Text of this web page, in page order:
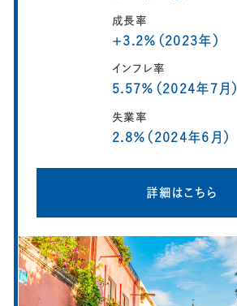
成長率
+3.2％（2023年）
インフレ率
5.57％（2024年7月）
失業率
2.8％（2024年6月）
詳細はこちら